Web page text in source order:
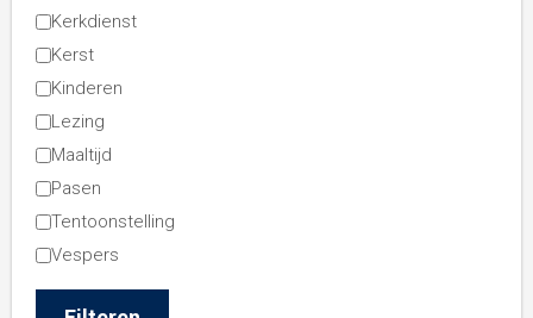
Kerkdienst
Kerst
Kinderen
Lezing
Maaltijd
Pasen
Tentoonstelling
Vespers